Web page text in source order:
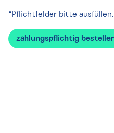
*Pflichtfelder bitte ausfüllen.